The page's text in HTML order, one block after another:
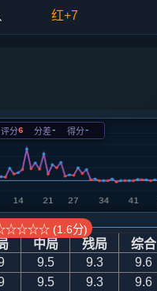
红+7
红+28 车２进３
红+15
红+18
红+25
评分6 分差- 得分-
☆☆☆☆☆ (1.6分)
中局 残局 综合
9.5 9.3
9.6
9.5 9.3 9.6